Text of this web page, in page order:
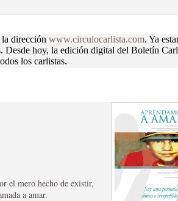
DE NAVARRA Y
forma apasionada los acontecimientos que
de la que este año se cumple el 175
que Evans realiza de la valerosa
la realidad, las tropas carlistas pueden
de su causa. De igual forma, los
por tierras supuestamente adictas
CARLISTA
dirección www.circulocarlista.com. Ya
Desde hoy, la edición digital del Boletín
los carlistas.
el mero hecho de existir,
a amar.